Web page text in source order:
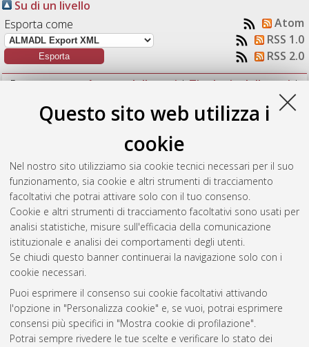
Questo sito web utilizza i
cookie
Nel nostro sito utilizziamo sia cookie tecnici necessari per il suo
funzionamento, sia cookie e altri strumenti di tracciamento
facoltativi che potrai attivare solo con il tuo consenso.
Cookie e altri strumenti di tracciamento facoltativi sono usati per
analisi statistiche, misure sull'efficacia della comunicazione
istituzionale e analisi dei comportamenti degli utenti.
Se chiudi questo banner continuerai la navigazione solo con i
cookie necessari.
Puoi esprimere il consenso sui cookie facoltativi attivando
l'opzione in "Personalizza cookie" e, se vuoi, potrai esprimere
consensi più specifici in "Mostra cookie di profilazione".
Potrai sempre rivedere le tue scelte e verificare lo stato dei
Su di un livello
Esporta come
Atom
RSS 1.0
RSS 2.0
Raggruppa per:Autore della tesi|Tipologia della tesi|
del magazzino, un'applicazione aeronautica.[Laurea
magistrale], Università di Bologna, Corso di Studio in
Ingegneria aerospaziale [LM-DM270] - Forli'
Questa lista e' stata generata ilSun Aug 9 09:02:08 2026
CEST
Atom
Rss 1.0
Rss 2.0